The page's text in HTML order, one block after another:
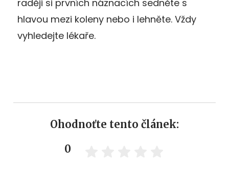
raději si prvních náznacích sedněte s
hlavou mezi koleny nebo i lehněte. Vždy
vyhledejte lékaře.
Ohodnoťte tento článek:
0